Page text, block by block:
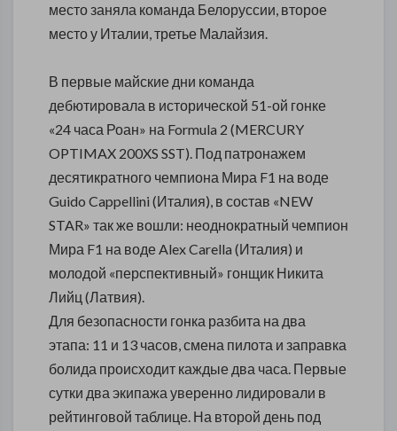
место заняла команда Белоруссии, второе
место у Италии, третье Малайзия.
В первые майские дни команда
дебютировала в исторической 51-ой гонке
«24 часа Роан» на Formula 2 (MERCURY
OPTIMAX 200XS SST). Под патронажем
десятикратного чемпиона Мира F1 на воде
Guido Cappellini (Италия), в состав «NEW
STAR» так же вошли: неоднократный чемпион
Мира F1 на воде Alex Carella (Италия) и
молодой «перспективный» гонщик Никита
Лийц (Латвия).
Для безопасности гонка разбита на два
этапа: 11 и 13 часов, смена пилота и заправка
болида происходит каждые два часа. Первые
сутки два экипажа уверенно лидировали в
рейтинговой таблице. На второй день под